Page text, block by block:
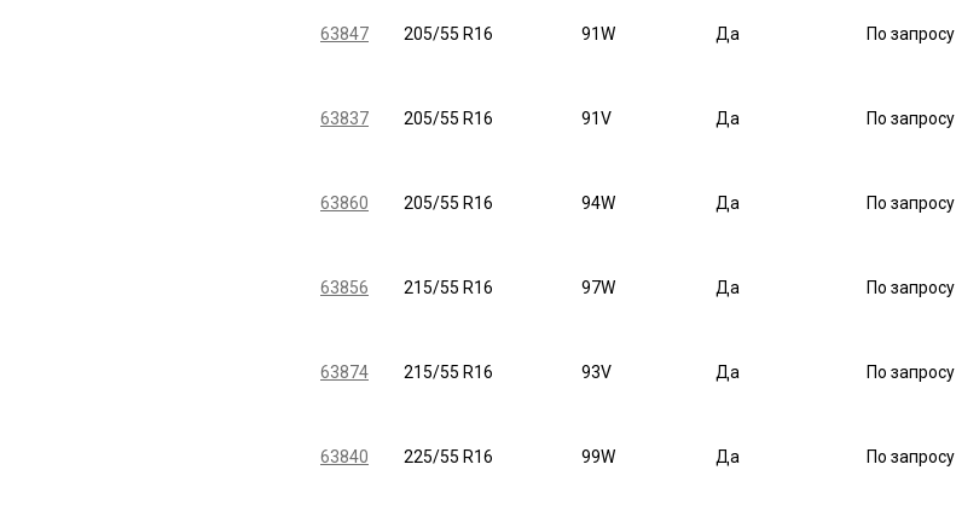
63847 205/55 R16 91W Да По запросу
63837 205/55 R16 91V Да По запросу
63860 205/55 R16 94W Да По запросу
63856 215/55 R16 97W Да По запросу
63874 215/55 R16 93V Да По запросу
63840 225/55 R16 99W Да По запросу